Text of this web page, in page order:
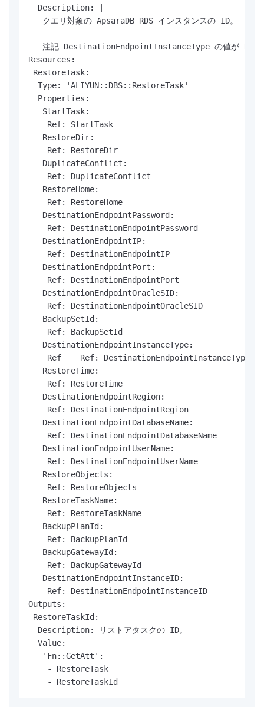
  Description: |
   クエリ対象の ApsaraDB RDS インスタンスの ID。
注記 DestinationEndpointInstanceType の値が RDS
Resources:
RestoreTask:
  Type: 'ALIYUN::DBS::RestoreTask'
  Properties:
   StartTask:
    Ref: StartTask
   RestoreDir:
    Ref: RestoreDir
   DuplicateConflict:
    Ref: DuplicateConflict
   RestoreHome:
    Ref: RestoreHome
   DestinationEndpointPassword:
    Ref: DestinationEndpointPassword
   DestinationEndpointIP:
    Ref: DestinationEndpointIP
   DestinationEndpointPort:
    Ref: DestinationEndpointPort
   DestinationEndpointOracleSID:
    Ref: DestinationEndpointOracleSID
   BackupSetId:
    Ref: BackupSetId
   DestinationEndpointInstanceType:
    Ref    Ref: DestinationEndpointInstanceType
   RestoreTime:
    Ref: RestoreTime
   DestinationEndpointRegion:
    Ref: DestinationEndpointRegion
   DestinationEndpointDatabaseName:
    Ref: DestinationEndpointDatabaseName
   DestinationEndpointUserName:
    Ref: DestinationEndpointUserName
   RestoreObjects:
    Ref: RestoreObjects
   RestoreTaskName:
    Ref: RestoreTaskName
   BackupPlanId:
    Ref: BackupPlanId
   BackupGatewayId:
    Ref: BackupGatewayId
   DestinationEndpointInstanceID:
    Ref: DestinationEndpointInstanceID
Outputs:
RestoreTaskId:
  Description: リストアタスクの ID。
  Value:
   'Fn::GetAtt':
    - RestoreTask
    - RestoreTaskId